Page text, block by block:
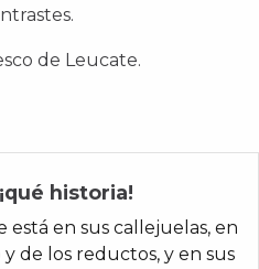
de Leucate.
historia!
en sus callejuelas, en
y de los reductos, y en sus